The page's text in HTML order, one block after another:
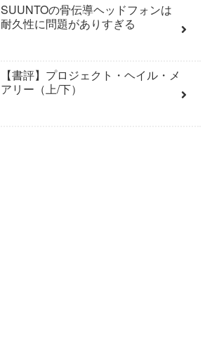
SUUNTOの骨伝導ヘッドフォンは
耐久性に問題がありすぎる
【書評】プロジェクト・ヘイル・メ
アリー（上/下）